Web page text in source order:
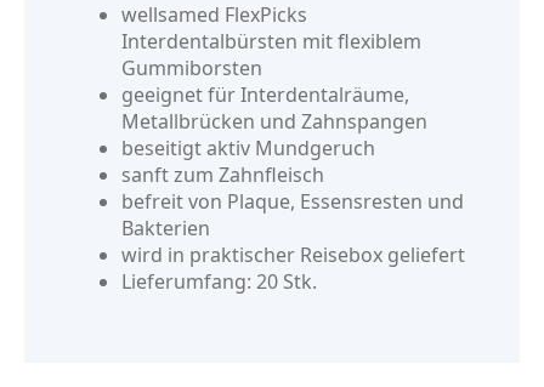
wellsamed FlexPicks
Interdentalbürsten mit flexiblem
Gummiborsten
geeignet für Interdentalräume,
Metallbrücken und Zahnspangen
beseitigt aktiv Mundgeruch
sanft zum Zahnfleisch
befreit von Plaque, Essensresten und
Bakterien
wird in praktischer Reisebox geliefert
Lieferumfang: 20 Stk.